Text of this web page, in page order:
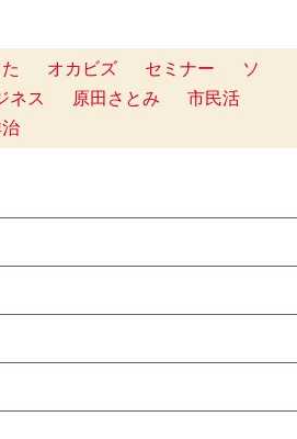
オカビズ セミナー
ソ
ネス
原田さとみ
市民活